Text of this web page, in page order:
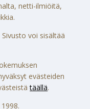
netti-ilmiöitä,
voi sisältää
evästeiden
täällä.